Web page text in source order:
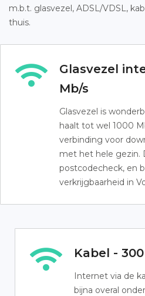
m.b.t. glasvezel, ADSL/VDSL,
thuis.
Glasvezel
Mb/s
Glasvezel is
haalt tot wel 1000
verbinding voor
met het hele gezin.
postcodecheck, en
verkrijgbaarheid in
Kabel -
Internet via de
bijna overal